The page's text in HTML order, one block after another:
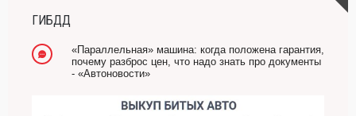
ГИБДД
«Параллельная» машина: когда положена гарантия,
почему разброс цен, что надо знать про документы
- «Автоновости»